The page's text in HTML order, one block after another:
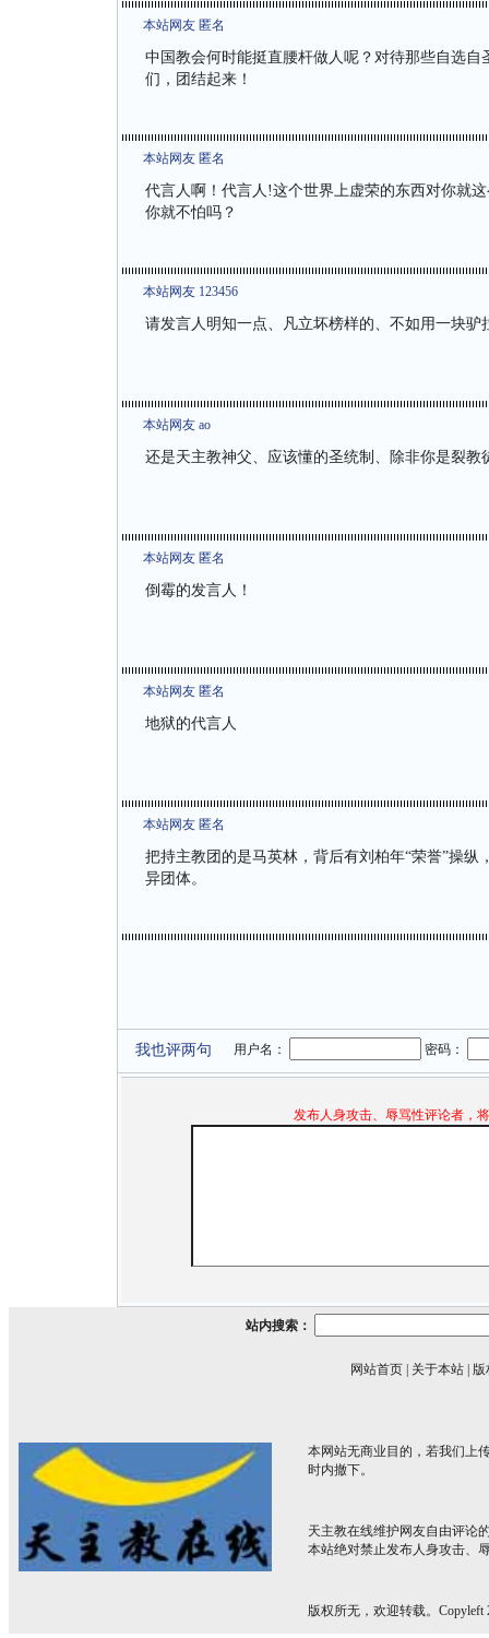
本站网友 匿名
中国教会何时能挺直腰杆做人呢？对待那些自选
们，团结起来！
本站网友 匿名
代言人啊！代言人!这个世界上虚荣的东西对你就
你就不怕吗？
本站网友 123456
请发言人明知一点、凡立坏榜样的、不如用一块
本站网友 ao
还是天主教神父、应该懂的圣统制、除非你是裂教
本站网友 匿名
倒霉的发言人！
本站网友 匿名
地狱的代言人
本站网友 匿名
把持主教团的是马英林，背后有刘柏年“荣誉”操
异团体。
我也评两句 用户名： 密码：
发布人身攻击、辱骂性评论者，
站内搜索：
网站首页 关于本站 版
本网站无商业目的，若我们上
时内撤下。
天主教在线维护网友自由评论
本站绝对禁止发布人身攻击、
版权所无，欢迎转载。